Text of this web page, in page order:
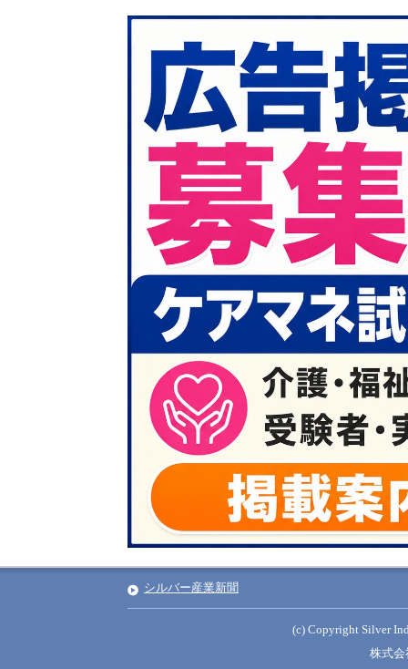
シルバー産業新聞
(c) Copyright Silver
株式会